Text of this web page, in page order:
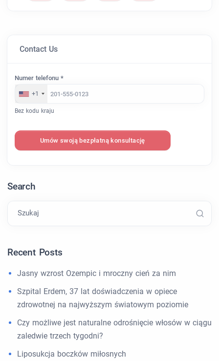
Contact Us
Numer telefonu *
+1
Bez kodu kraju
Umów swoją bezpłatną konsultację
Search
Szukaj
Recent Posts
Jasny wzrost Ozempic i mroczny cień za nim
Szpital Erdem, 37 lat doświadczenia w opiece
zdrowotnej na najwyższym światowym poziomie
Czy możliwe jest naturalne odrośnięcie włosów w ciągu
zaledwie trzech tygodni?
Liposukcja boczków miłosnych